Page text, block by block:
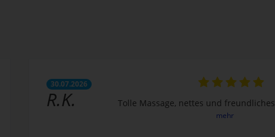
30.07.2026
R.K. Tolle Massage, nettes und freundliches
mehr